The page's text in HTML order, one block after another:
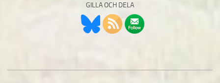
GILLA OCH DELA